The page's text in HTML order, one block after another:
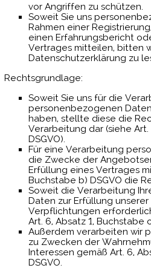
vor Angriffen zu schützen.
Soweit Sie uns
Rahmen einer
einen Erfahrungsbericht
Vertrages mitteilen, bitten
Datenschutzerklärung zu
Rechtsgrundlage:
Soweit Sie uns für die
personenbezogenen
haben, stellte diese die
Verarbeitung dar (siehe
DSGVO).
Für eine Verarbeitung
die Zwecke der
Erfüllung eines Vertrages
Buchstabe b) DSGVO die
Soweit die Verarbeitung
Daten zur Erfüllung
Verpflichtungen
Art. 6, Absatz 1, Buchstabe
Außerdem verarbeiten wir
zu Zwecken der
Interessen gemäß Art. 6,
DSGVO.